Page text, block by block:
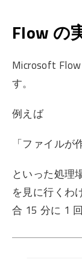
Flow の
Microsoft
す。
例えば
「ファイルが
といった処理
を見に行くわ
合 15 分に 1